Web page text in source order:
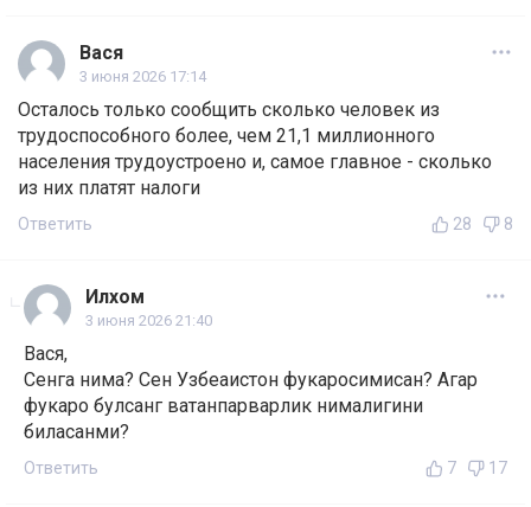
Вася
3 июня 2026 17:14
Осталось только сообщить сколько человек из
трудоспособного более, чем 21,1 миллионного
населения трудоустроено и, самое главное - сколько
из них платят налоги
Ответить 28 8
Илхом
3 июня 2026 21:40
Вася,
Сенга нима? Сен Узбеаистон фукаросимисан? Агар
фукаро булсанг ватанпарварлик нималигини
биласанми?
Ответить 7 17